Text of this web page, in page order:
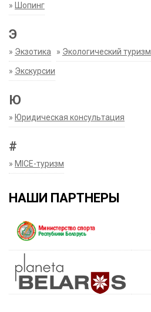
» Шопинг
Э
» Экзотика » Экологический туризм
» Экскурсии
Ю
» Юридическая консультация
#
» MICE-туризм
НАШИ ПАРТНЕРЫ